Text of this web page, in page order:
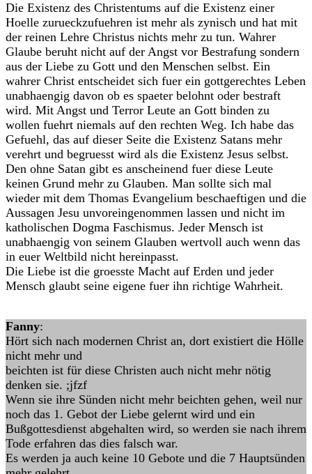
Die Existenz des Christentums auf die Existenz einer
Hoelle zurueckzufuehren ist mehr als zynisch und hat mit
der reinen Lehre Christus nichts mehr zu tun. Wahrer
Glaube beruht nicht auf der Angst vor Bestrafung sondern
aus der Liebe zu Gott und den Menschen selbst. Ein
wahrer Christ entscheidet sich fuer ein gottgerechtes Leben
unabhaengig davon ob es spaeter belohnt oder bestraft
wird. Mit Angst und Terror Leute an Gott binden zu
wollen fuehrt niemals auf den rechten Weg. Ich habe das
Gefuehl, das auf dieser Seite die Existenz Satans mehr
verehrt und begruesst wird als die Existenz Jesus selbst.
Den ohne Satan gibt es anscheinend fuer diese Leute
keinen Grund mehr zu Glauben. Man sollte sich mal
wieder mit dem Thomas Evangelium beschaeftigen und die
Aussagen Jesu unvoreingenommen lassen und nicht im
katholischen Dogma Faschismus. Jeder Mensch ist
unabhaengig von seinem Glauben wertvoll auch wenn das
in euer Weltbild nicht hereinpasst.
Die Liebe ist die groesste Macht auf Erden und jeder
Mensch glaubt seine eigene fuer ihn richtige Wahrheit.
Fanny:
Hört sich nach modernen Christ an, dort existiert die Hölle
nicht mehr und
beichten ist für diese Christen auch nicht mehr nötig
denken sie. ;jfzf
Wenn sie ihre Sünden nicht mehr beichten gehen, weil nur
noch das 1. Gebot der Liebe gelernt wird und ein
Bußgottesdienst abgehalten wird, so werden sie nach ihrem
Tode erfahren das dies falsch war.
Es werden ja auch keine 10 Gebote und die 7 Hauptsünden